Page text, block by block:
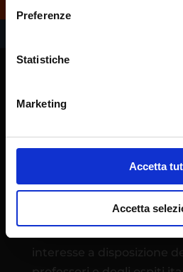
Preferenze
Statistiche
Marketing
Accetta
Accetta
Università telematica con
Novedrate (CO), in un
tranquillo verde della
interesse a disposizione